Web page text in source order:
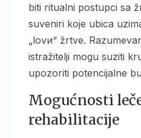
biti ritualni postupci sa
suveniri koje ubica
„lovи“ žrtve.
istražitelji mogu suziti
upozoriti potencijalne
Mogućnosti
rehabilitacije